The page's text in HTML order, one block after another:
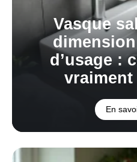
Vasque
d’usage :
En